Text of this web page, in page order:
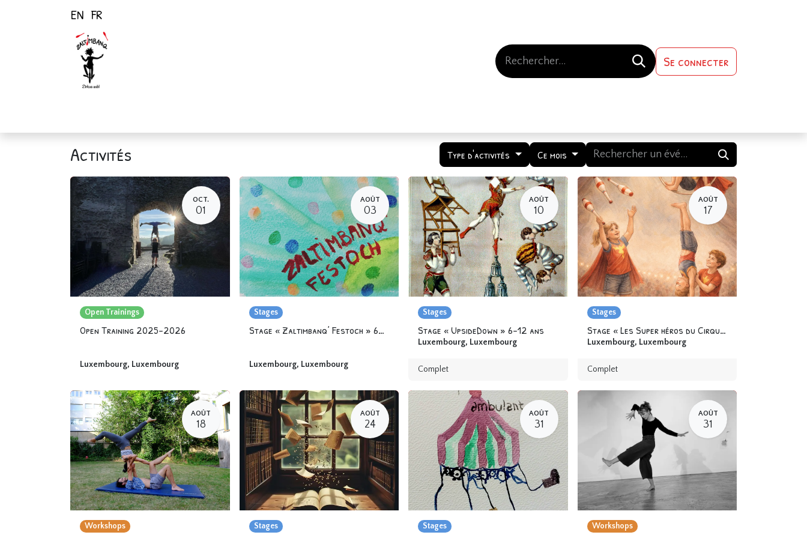
EN FR
Se connecter
Activités Type d'activités Ce mois
OCT.
01
Open Trainings
Open Training 2025-2026
Luxembourg, Luxembourg
AOÛT
03
Stages
Stage « Zaltimbanq’ Festoch » 6-12 ans
Luxembourg, Luxembourg
AOÛT
10
Stages
Stage « UpsideDown » 6-12 ans
Luxembourg, Luxembourg
Complet
AOÛT
17
Stages
Stage « Les Super héros du Cirque » 6-12 ans
Luxembourg, Luxembourg
Complet
AOÛT
18
Workshops
AOÛT
24
Stages
AOÛT
31
Stages
AOÛT
31
Workshops